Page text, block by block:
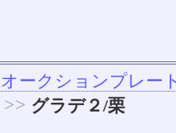
オークションプレー
>> グラデ２/栗